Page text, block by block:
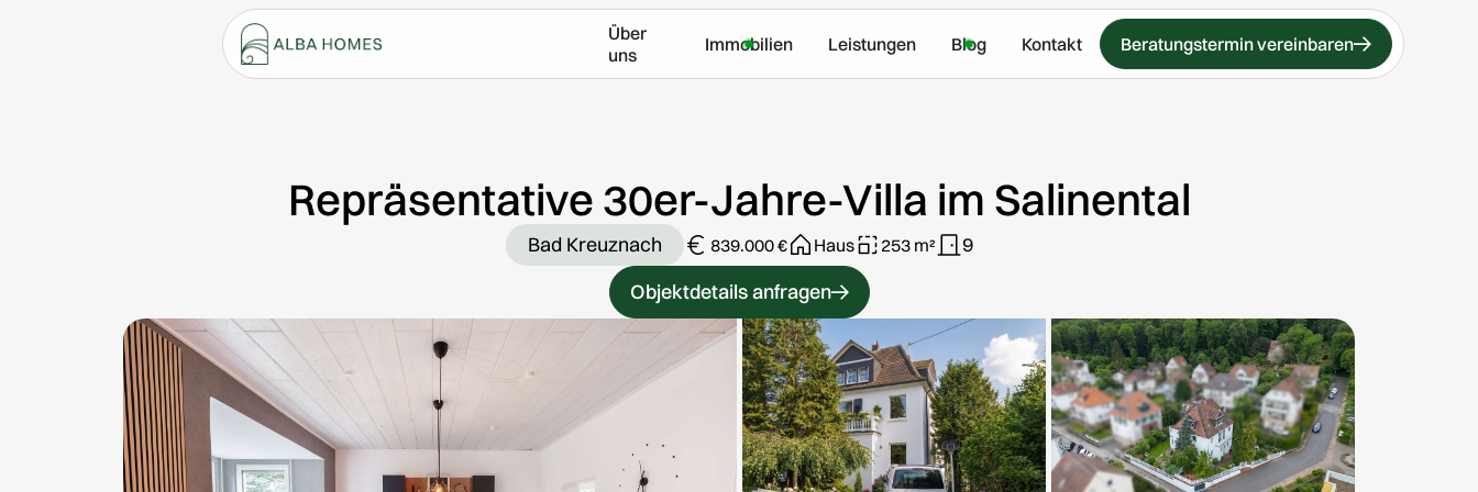
Über
uns
Immobilien Leistungen Blog Kontakt Beratungstermin vereinbaren
Repräsentative 30er-Jahre-Villa im Salinental
Bad Kreuznach 839.000 € Haus 253 m²
9
Objektdetails anfragen